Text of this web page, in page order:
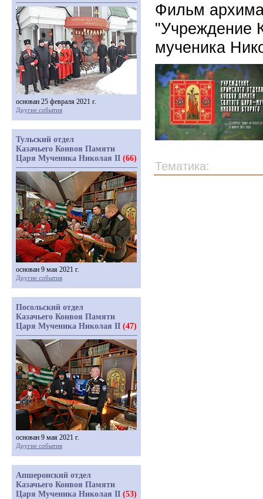
Фильм
"Учреждение
мученика
Тематика:
основан 25 февраля 2021 г.
Другие события
Тульский отдел
Казачьего Конвоя Памяти
Царя Мученика Николая II (66)
основан 9 мая 2021 г.
Другие события
Посольский отдел
Казачьего Конвоя Памяти
Царя Мученика Николая II (47)
основан 9 мая 2021 г.
Другие события
Апшеронский отдел
Казачьего Конвоя Памяти
Царя Мученика Николая II (53)